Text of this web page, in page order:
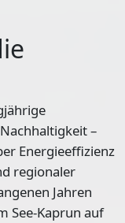
–
Energieeffizienz
regionaler
Jahren
See-Kaprun auf